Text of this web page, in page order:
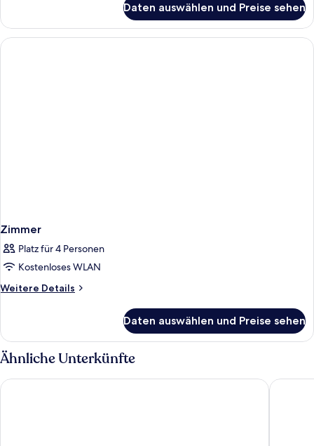
Daten auswählen und Preise sehen
Zimmer
Platz für 4 Personen
Kostenloses WLAN
Weitere Details
Weitere
Daten auswählen und Preise sehen
Ähnliche Unterkünfte
H2 Hotel Erfurt NYX